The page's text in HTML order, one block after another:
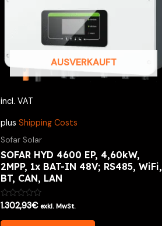
AUSVERKAUFT
incl. VAT
plus Shipping Costs
Sofar Solar
SOFAR HYD 4600 EP, 4,60kW,
2MPP, 1x BAT-IN 48V; RS485, WiFi,
BT, CAN, LAN
Bewertet
0
1.302,93€ exkl. MwSt.